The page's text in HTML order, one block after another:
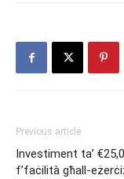
Previous article
Investiment ta’
f’faċilità għall-